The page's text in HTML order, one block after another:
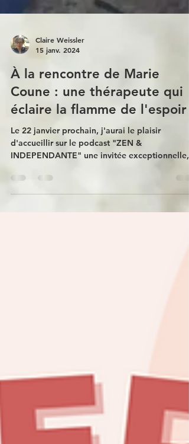
15 janv. 2024
À la rencontre de Marie
Coune : une thérapeute qui
éclaire la flamme de l'espoir
Le 22 janvier prochain, j'aurai le plaisir
INDEPENDANTE" une invitée exceptionnelle,
Marie Coune. Dans...